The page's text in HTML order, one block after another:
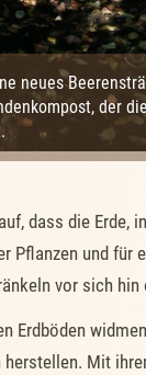
neues
der
dass die Erde,
Pflanzen und
vor sich hin
Erdböden
Mit